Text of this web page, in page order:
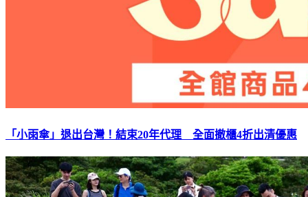
「小雨傘」退出台灣！結束20年代理 全面撤櫃4折出清優惠